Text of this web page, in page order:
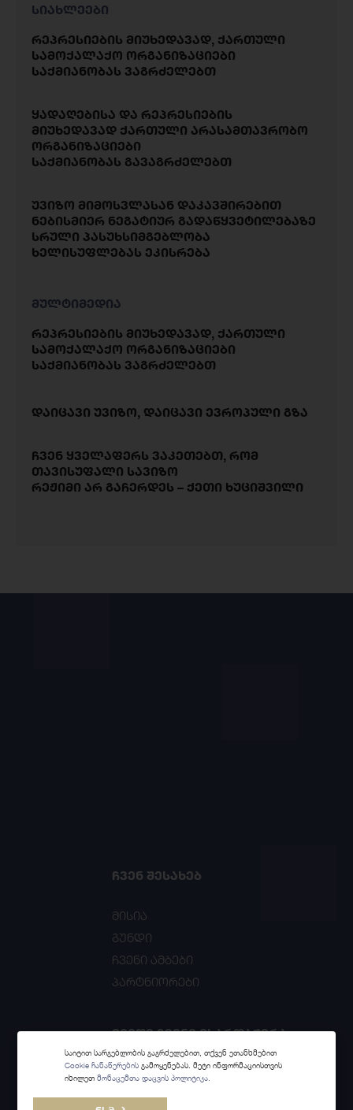
სიახლეები
რეპრესიების მიუხედავად, ქართული
სამოქალაქო ორგანიზაციები
საქმიანობას ვაგრძელებთ
ყადაღებისა და რეპრესიების
მიუხედავად ქართული არასამთავრობო
ორგანიზაციები
საქმიანობას გავაგრძელებთ
უვიზო მიმოსვლასან დაკავშირებით
ნებისმიერ ნეგატიურ გადაწყვეტილებაზე
სრული პასუხსიმგებლობა
ხელისუფლებას ეკისრება
მულტიმედია
რეპრესიების მიუხედავად, ქართული
სამოქალაქო ორგანიზაციები
საქმიანობას ვაგრძელებთ
დაიცავი უვიზო, დაიცავი ევროპული გზა
ჩვენ ყველაფერს ვაკეთებთ, რომ
თავისუფალი სავიზო
რეჟიმი არ გაჩერდეს – ქეთი ხუციშვილი
ᲩᲕᲔᲜ ᲨᲔᲡᲐᲮᲔᲑ
მისია
გუნდი
ჩვენი ამბები
პარტნიორები
ᲛᲘᲘᲦᲔ ᲩᲕᲔᲜᲘ ᲛᲮᲐᲠᲓᲐᲭᲔᲠᲐ
კონკურსი
პროგრამები / პროექტები
საიტით სარგებლობის გაგრძელებით, თქვენ ეთანხმებით
Cookie ჩანაწერების გამოყენებას. მეტი ინფორმაციისთვის
იხილეთმონაცემთა დაცვის პოლიტიკა.